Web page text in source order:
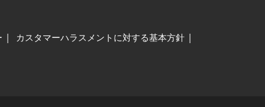
カスタマーハラスメントに対する基本方針